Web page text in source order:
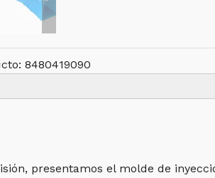
8480419090
presentamos el molde de